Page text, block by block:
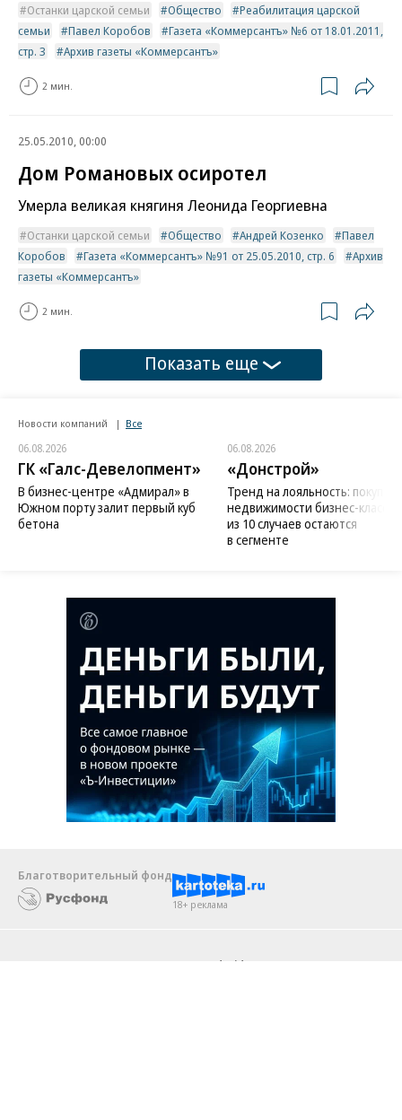
Останки царской семьи Общество
Реабилитация царской
семьи
Павел Коробов
Газета «Коммерсантъ» №6 от 18.01.2011,
стр. 3
Архив газеты «Коммерсантъ»
2 мин.
25.05.2010, 00:00
Дом Романовых осиротел
Умерла великая княгиня Леонида Георгиевна
Останки царской семьи Общество Андрей Козенко
Павел
Коробов
Газета «Коммерсантъ» №91 от 25.05.2010, стр. 6
Архив
газеты «Коммерсантъ»
2 мин.
Показать еще
Новости компаний Все
06.08.2026
ГК «Галс-Девелопмент»
В бизнес-центре «Адмирал» в
Южном порту залит первый куб
бетона
06.08.2026
«Донстрой»
Тренд на лояльность:
недвижимости бизнес-класса
из 10 случаев остаются
в сегменте
Благотворительный фонд
18+ реклама
Android